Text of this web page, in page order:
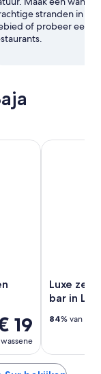
stranden in dit
of probeer een
19
in Cabo San
Luxe
bar in Los
84% van
Luxe zeilen